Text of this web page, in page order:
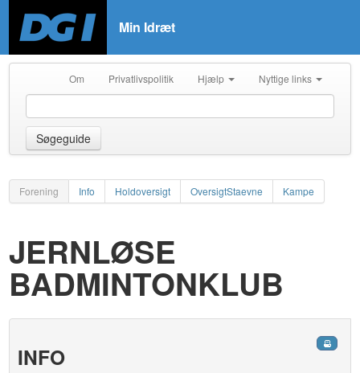
Min Idræt
Om Privatlivspolitik Hjælp Nyttige links
Søgeguide
Forening Info Holdoversigt OversigtStaevne Kampe
JERNLØSE
BADMINTONKLUB
INFO